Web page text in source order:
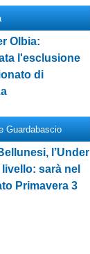
Olbia:
l'esclusione
di
Guardabascio
l’Under
sarà nel
Primavera 3